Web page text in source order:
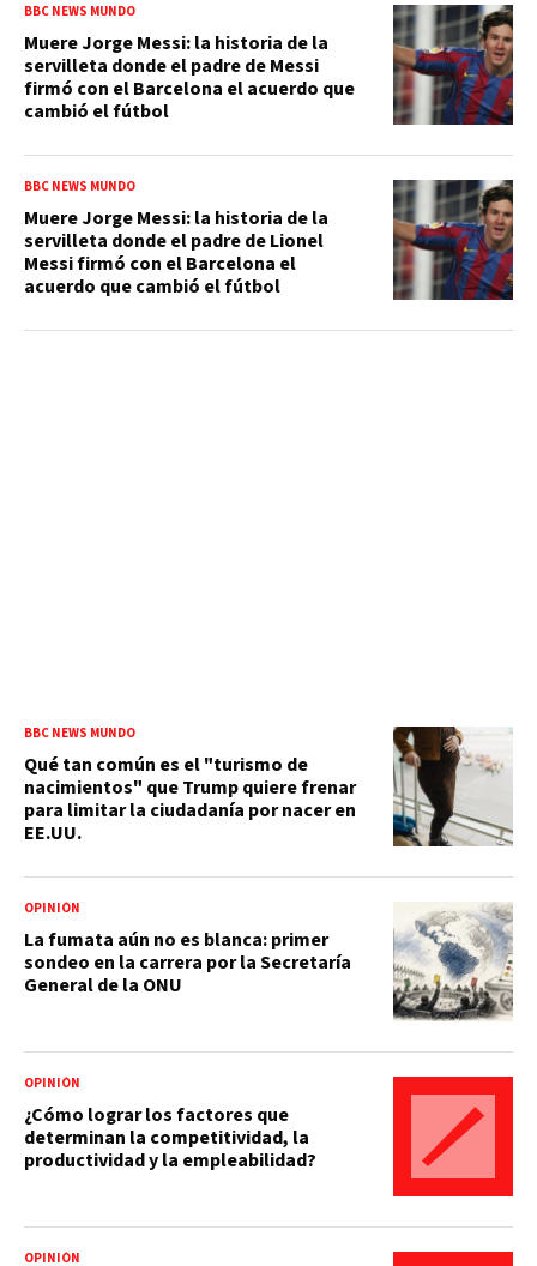
BBC NEWS MUNDO
Muere Jorge Messi: la historia de la
servilleta donde el padre de Messi
firmó con el Barcelona el acuerdo que
cambió el fútbol
BBC NEWS MUNDO
Muere Jorge Messi: la historia de la
servilleta donde el padre de Lionel
Messi firmó con el Barcelona el
acuerdo que cambió el fútbol
BBC NEWS MUNDO
Qué tan común es el "turismo de
nacimientos" que Trump quiere frenar
para limitar la ciudadanía por nacer en
EE.UU.
OPINIÓN
La fumata aún no es blanca: primer
sondeo en la carrera por la Secretaría
General de la ONU
OPINIÓN
¿Cómo lograr los factores que
determinan la competitividad, la
productividad y la empleabilidad?
OPINIÓN